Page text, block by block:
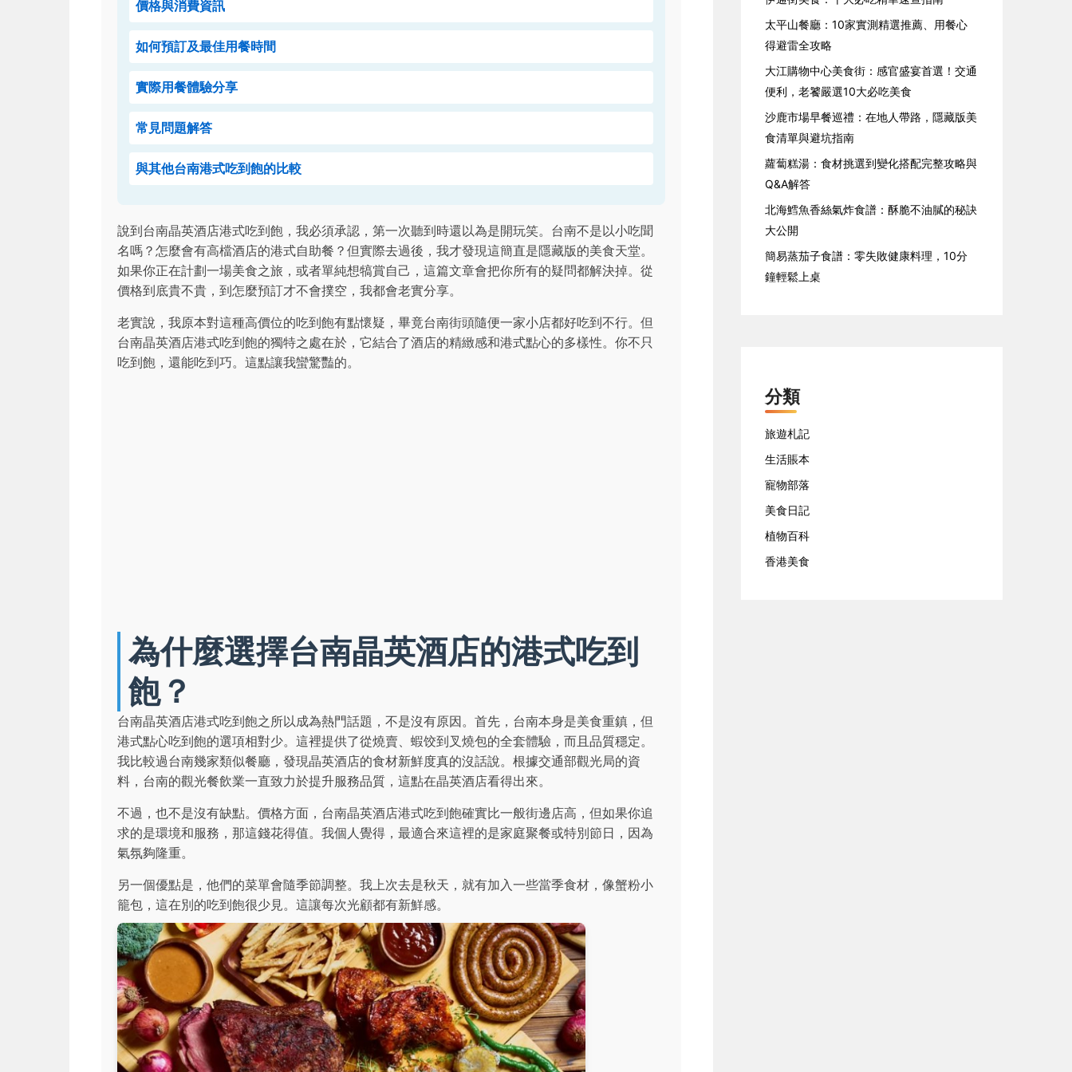
價格與消費資訊
如何預訂及最佳用餐時間
實際用餐體驗分享
常見問題解答
與其他台南港式吃到飽的比較
說到台南晶英酒店港式吃到飽，我必須承認，第一次聽到時還以為是開玩笑。台南不是以小吃聞
名嗎？怎麼會有高檔酒店的港式自助餐？但實際去過後，我才發現這簡直是隱藏版的美食天堂。
如果你正在計劃一場美食之旅，或者單純想犒賞自己，這篇文章會把你所有的疑問都解決掉。從
價格到底貴不貴，到怎麼預訂才不會撲空，我都會老實分享。
老實說，我原本對這種高價位的吃到飽有點懷疑，畢竟台南街頭隨便一家小店都好吃到不行。但
台南晶英酒店港式吃到飽的獨特之處在於，它結合了酒店的精緻感和港式點心的多樣性。你不只
吃到飽，還能吃到巧。這點讓我蠻驚豔的。
為什麼選擇台南晶英酒店的港式吃到
飽？
台南晶英酒店港式吃到飽之所以成為熱門話題，不是沒有原因。首先，台南本身是美食重鎮，但
港式點心吃到飽的選項相對少。這裡提供了從燒賣、蝦饺到叉燒包的全套體驗，而且品質穩定。
我比較過台南幾家類似餐廳，發現晶英酒店的食材新鮮度真的沒話說。根據交通部觀光局的資
料，台南的觀光餐飲業一直致力於提升服務品質，這點在晶英酒店看得出來。
不過，也不是沒有缺點。價格方面，台南晶英酒店港式吃到飽確實比一般街邊店高，但如果你追
求的是環境和服務，那這錢花得值。我個人覺得，最適合來這裡的是家庭聚餐或特別節日，因為
氣氛夠隆重。
另一個優點是，他們的菜單會隨季節調整。我上次去是秋天，就有加入一些當季食材，像蟹粉小
籠包，這在別的吃到飽很少見。這讓每次光顧都有新鮮感。
太平山餐廳：10家實測精選推薦、用餐心
得避雷全攻略
大江購物中心美食街：感官盛宴首選！交通
便利，老饕嚴選10大必吃美食
沙鹿市場早餐巡禮：在地人帶路，隱藏版美
食清單與避坑指南
蘿蔔糕湯：食材挑選到變化搭配完整攻略與
Q&A解答
北海鱈魚香絲氣炸食譜：酥脆不油膩的秘訣
大公開
簡易蒸茄子食譜：零失敗健康料理，10分
鐘輕鬆上桌
分類
旅遊札記
生活賬本
寵物部落
美食日記
植物百科
香港美食